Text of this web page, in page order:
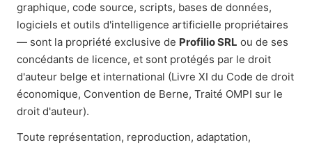
graphique, code source, scripts, bases de données,
logiciels et outils d'intelligence artificielle propriétaires
— sont la propriété exclusive de Profilio SRL ou de ses
concédants de licence, et sont protégés par le droit
d'auteur belge et international (Livre XI du Code de droit
économique, Convention de Berne, Traité OMPI sur le
droit d'auteur).
Toute représentation, reproduction, adaptation,